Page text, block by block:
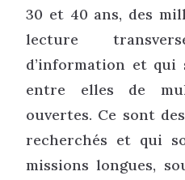
30 et 40 ans, des
lecture
d’information et
entre elles de
ouvertes. Ce sont
recherchés et qui
missions longues,